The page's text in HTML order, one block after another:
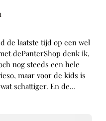
de laatste tijd op een wel
dePanterShop denk ik,
nog steeds een hele
maar voor de kids is
schattiger. En de…